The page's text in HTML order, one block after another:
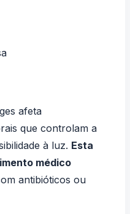
afeta
que controlam a
à luz. Esta
médico
antibióticos ou